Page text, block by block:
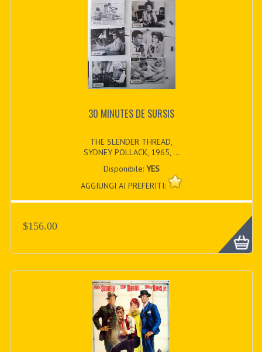
30 MINUTES DE SURSIS
THE SLENDER THREAD,
SYDNEY POLLACK, 1965, ...
Disponibile: YES
AGGIUNGI AI PREFERITI:
$156.00